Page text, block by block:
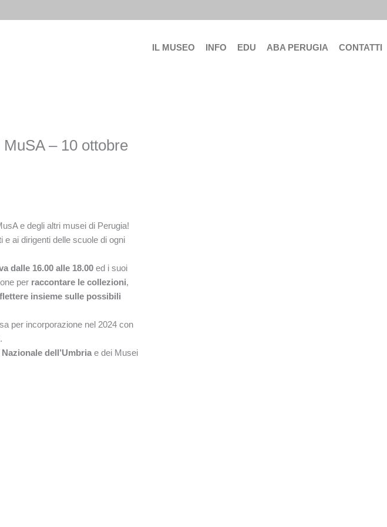
IL MUSEO INFO EDU ABA PERUGIA CONTATTI
– 10 ottobre
e degli altri musei di Perugia!
e ai dirigenti delle scuole di ogni
dalle 16.00 alle 18.00ed i suoi
per raccontare le collezioni,
insieme sulle possibili
per incorporazione nel 2024 con
dell’Umbria e dei Musei